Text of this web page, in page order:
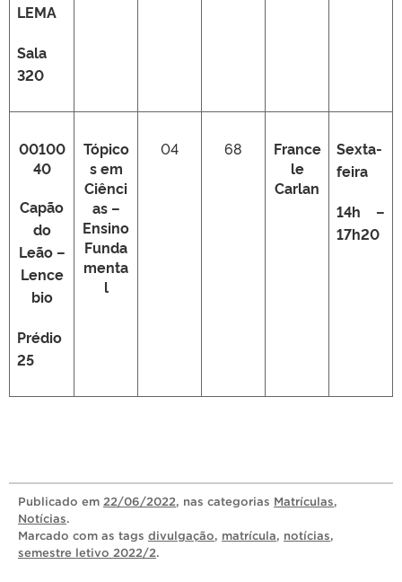
LEMA
Sala
320
00100
40
Capão
do
Leão –
Lence
bio
Prédio
25
Tópico
s em
Ciênci
as –
Ensino
Funda
menta
l
04 68
France
le
Carlan
Sexta-
feira
14h –
17h20
Publicado em 22/06/2022, nas categorias Matrículas,
Notícias.
Marcado com as tags divulgação, matrícula, notícias,
semestre letivo 2022/2.